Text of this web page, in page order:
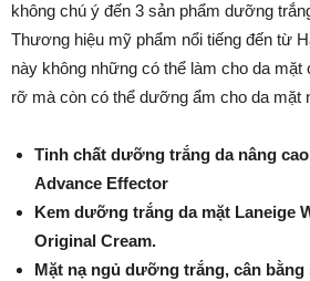
không chú ý đến 3 sản phẩm dưỡng
Thương hiệu mỹ phẩm nổi tiếng đến từ
này không những có thể làm cho da mặt
rỡ mà còn có thể dưỡng ẩm cho da mặt
Tinh chất dưỡng trắng da nâng
Advance Effector
Kem dưỡng trắng da mặt Laneige
Original Cream.
Mặt nạ ngủ dưỡng trắng, cân bằng